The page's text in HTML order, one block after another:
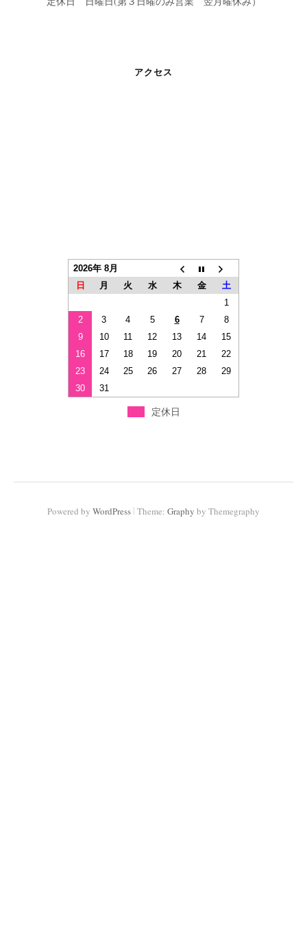
アクセス
2026年 8月
日
月 火 水 木 金
土
1
2
3 4 5 6 7
8
9
10 11 12 13 14
15
16
17 18 19 20 21
22
23
24 25 26 27 28
29
30
31
定休日
Powered by WordPress | Theme: Graphy by Themegraphy